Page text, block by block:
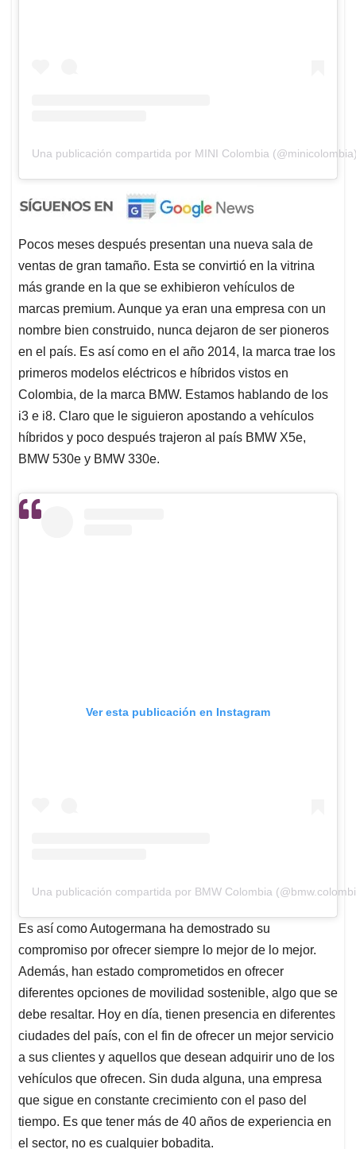
Una publicación compartida por MINI Colombia
Pocos meses después presentan una nueva sala de
ventas de gran tamaño. Esta se convirtió en la vitrina
más grande en la que se exhibieron vehículos de
marcas premium. Aunque ya eran una empresa con un
nombre bien construido, nunca dejaron de ser pioneros
en el país. Es así como en el año 2014, la marca trae los
primeros modelos eléctricos e híbridos vistos en
Colombia, de la marca BMW. Estamos hablando de los
i3 e i8. Claro que le siguieron apostando a vehículos
híbridos y poco después trajeron al país BMW X5e,
BMW 530e y BMW 330e.
Ver esta publicación en Instagram
Una publicación compartida por BMW Colombia
Es así como Autogermana ha demostrado su
compromiso por ofrecer siempre lo mejor de lo mejor.
Además, han estado comprometidos en ofrecer
diferentes opciones de movilidad sostenible, algo que se
debe resaltar. Hoy en día, tienen presencia en diferentes
ciudades del país, con el fin de ofrecer un mejor servicio
a sus clientes y aquellos que desean adquirir uno de los
vehículos que ofrecen. Sin duda alguna, una empresa
que sigue en constante crecimiento con el paso del
tiempo. Es que tener más de 40 años de experiencia en
el sector, no es cualquier bobadita.